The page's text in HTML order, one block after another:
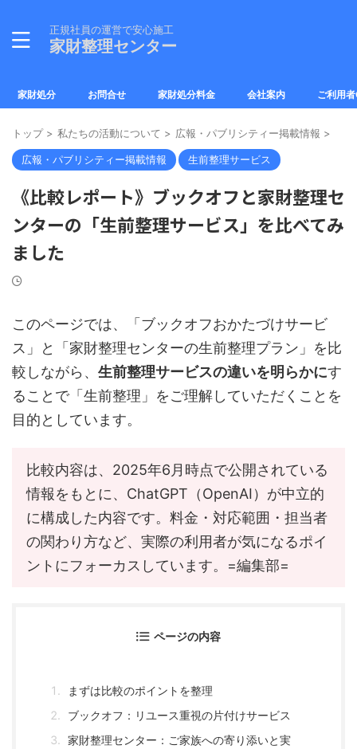
正規社員の運営で安心施工
家財整理センター
家財処分 お問合せ 家財処分料金 会社案内 ご利用
トップ > 私たちの活動について > 広報・パブリシティー掲載情報 >
広報・パブリシティー掲載情報 生前整理サービス
《比較レポート》ブックオフと家財整理セ
ンターの「生前整理サービス」を比べてみ
ました
このページでは、「ブックオフおかたづけサービ
ス」と「家財整理センターの生前整理プラン」を比
較しながら、 生前整理サービスの違いを明らかにす
ることで「生前整理」をご理解していただくことを
目的としています。
比較内容は、2025年6月時点で公開されている
情報をもとに、ChatGPT（OpenAI）が中立的
に構成した内容です。料金・対応範囲・担当者
の関わり方など、実際の利用者が気になるポイ
ントにフォーカスしています。=編集部=
ページの内容
まずは比較のポイントを整理
ブックオフ：リユース重視の片付けサービス
家財整理センター：ご家族への寄り添いと実